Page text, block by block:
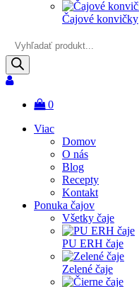
Čajové konvičky
Products
search
0
Viac
Domov
O nás
Blog
Recepty
Kontakt
Ponuka čajov
Všetky čaje
PU ERH čaje
Zelené čaje